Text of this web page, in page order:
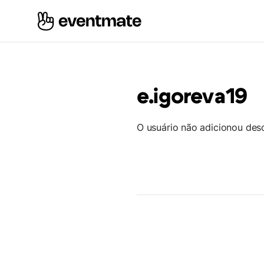
e.igoreva19
O usuário não adicionou